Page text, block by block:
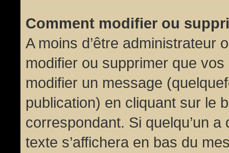
Comment modifier ou
A moins d’être administrateur
modifier ou supprimer que
modifier un message
publication) en cliquant sur le
correspondant. Si quelqu’un
texte s’affichera en bas du